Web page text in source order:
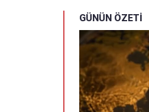
GÜNÜN ÖZETİ